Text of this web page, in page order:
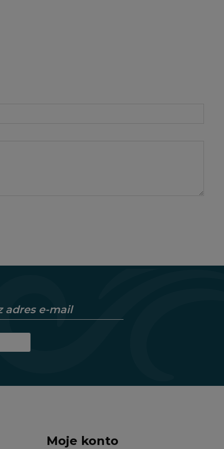
Moje konto